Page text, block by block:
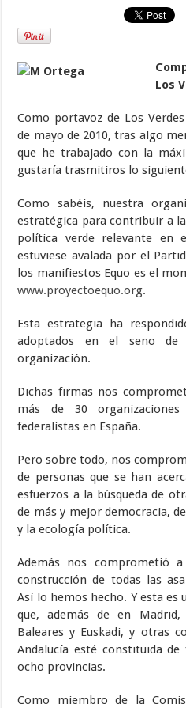
Los
Como portavoz de Los
de mayo de 2010, tras algo
que he trabajado con la
gustaría trasmitiros lo
Como sabéis, nuestra
estratégica para contribuir a
política verde relevante en
estuviese avalada por el
los manifiestos Equo es el
www.proyectoequo.org.
Esta estrategia ha
adoptados en el seno de
organización.
Dichas firmas nos
más de 30
federalistas en España.
Pero sobre todo, nos
de personas que se han
esfuerzos a la búsqueda de
de más y mejor democracia,
y la ecología política.
Además nos comprometió
construcción de todas las
Así lo hemos hecho. Y esta
que, además de en Madrid,
Baleares y Euskadi, y otras
Andalucía esté constituida
ocho provincias.
Como miembro de la